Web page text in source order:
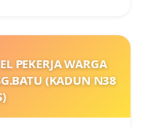
PEKERJA WARGA
(KADUN N38